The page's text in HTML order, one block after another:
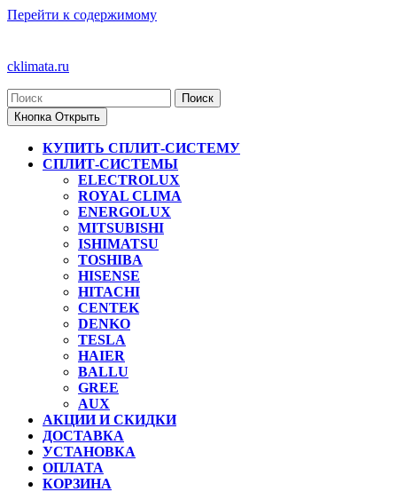
Перейти к содержимому
cklimata.ru
Кнопка Открыть
КУПИТЬ СПЛИТ-СИСТЕМУ
СПЛИТ-СИСТЕМЫ
ELECTROLUX
ROYAL CLIMA
ENERGOLUX
MITSUBISHI
ISHIMATSU
TOSHIBA
HISENSE
HITACHI
CENTEK
DENKO
TESLA
HAIER
BALLU
GREE
AUX
АКЦИИ И СКИДКИ
ДОСТАВКА
УСТАНОВКА
ОПЛАТА
КОРЗИНА